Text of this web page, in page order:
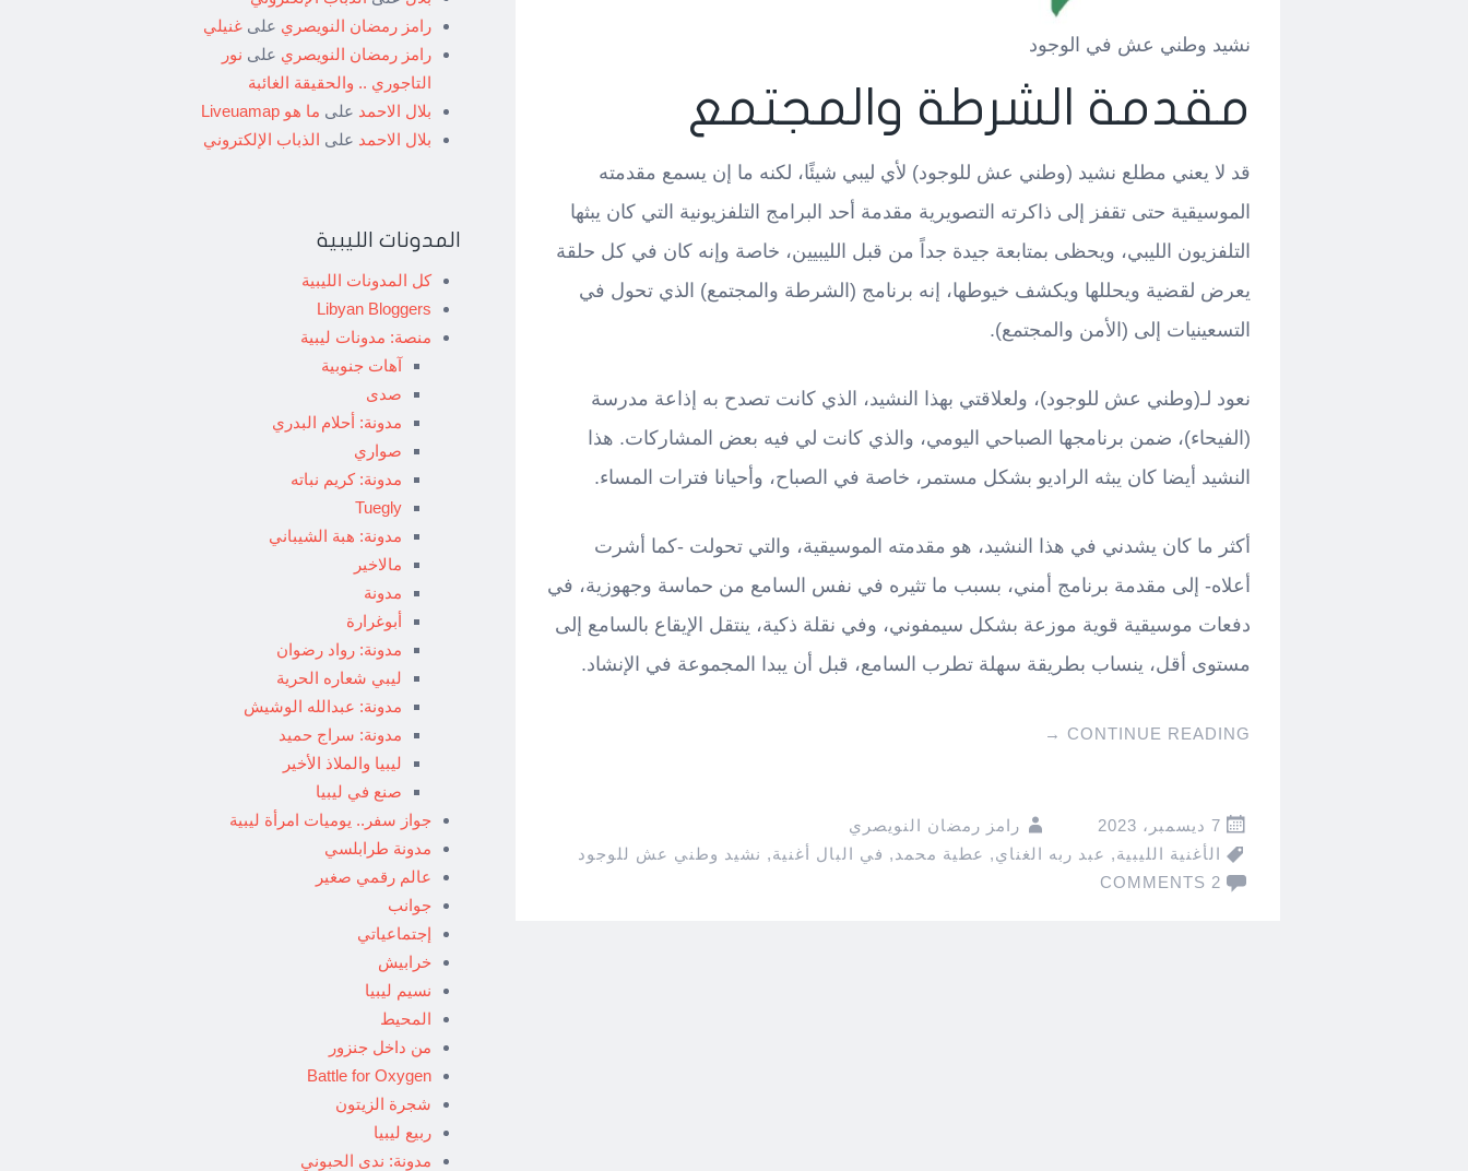
نشيد وطني عش في الوجود
مقدمة الشرطة والمجتمع
قد لا يعني مطلع نشيد (وطني عش للوجود) لأي ليبي شيئًا، لكنه ما إن يسمع مقدمته
الموسيقية حتى تقفز إلى ذاكرته التصويرية مقدمة أحد البرامج التلفزيونية التي كان يبثها
التلفزيون الليبي، ويحظى بمتابعة جيدة جداً من قبل الليبيين، خاصة وإنه كان في كل حلقة
يعرض لقضية ويحللها ويكشف خيوطها، إنه برنامج (الشرطة والمجتمع) الذي تحول في
التسعينيات إلى (الأمن والمجتمع).
نعود لـ(وطني عش للوجود)، ولعلاقتي بهذا النشيد، الذي كانت تصدح به إذاعة مدرسة
(الفيحاء)، ضمن برنامجها الصباحي اليومي، والذي كانت لي فيه بعض المشاركات. هذا
النشيد أيضا كان يبثه الراديو بشكل مستمر، خاصة في الصباح، وأحيانا فترات المساء.
أكثر ما كان يشدني في هذا النشيد، هو مقدمته الموسيقية، والتي تحولت -كما أشرت
أعلاه- إلى مقدمة برنامج أمني، بسبب ما تثيره في نفس السامع من حماسة وجهوزية، في
دفعات موسيقية قوية موزعة بشكل سيمفوني، وفي نقلة ذكية، ينتقل الإيقاع بالسامع إلى
مستوى أقل، ينساب بطريقة سهلة تطرب السامع، قبل أن يبدا المجموعة في الإنشاد.
CONTINUE READING
→
7 ديسمبر، 2023
رامز رمضان النويصري
الأغنية الليبية, عبد ربه الغناي, عطية محمد , في البال أغنية, نشيد وطني عش للوجود
2 COMMENTS
رامز رمضان النويصري على غنيلي
رامز رمضان النويصري على نور
التاجوري .. والحقيقة الغائبة
بلال الاحمد على ما هو Liveuamap
بلال الاحمد على الذباب الإلكتروني
المدونات الليبية
كل المدونات الليبية
Libyan Bloggers
منصة: مدونات ليبية
آهات جنوبية
صدى
مدونة: أحلام البدري
صواري
مدونة: كريم نباته
Tuegly
مدونة: هبة الشيباني
مالاخير
مدونة
أبوغرارة
مدونة: رواد رضوان
ليبي شعاره الحرية
مدونة: عبدالله الوشيش
مدونة: سراج حميد
ليبيا والملاذ الأخير
صنع في ليبيا
جواز سفر.. يوميات امرأة ليبية
مدونة طرابلسي
عالم رقمي صغير
جوانب
إجتماعياتي
خرابيش
نسيم ليبيا
المحيط
من داخل جنزور
Battle for Oxygen
شجرة الزيتون
ربيع ليبيا
مدونة: ندى الحبوني